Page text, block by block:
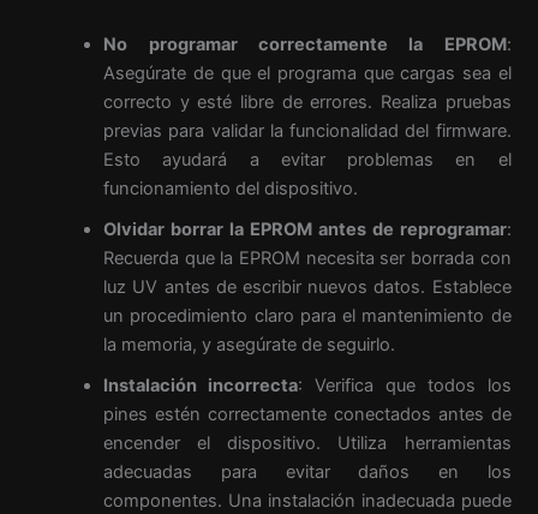
No programar correctamente la EPROM:
Asegúrate de que el programa que cargas sea el
correcto y esté libre de errores. Realiza pruebas
previas para validar la funcionalidad del firmware.
Esto ayudará a evitar problemas en el
funcionamiento del dispositivo.
Olvidar borrar la EPROM antes de reprogramar:
Recuerda que la EPROM necesita ser borrada con
luz UV antes de escribir nuevos datos. Establece
un procedimiento claro para el mantenimiento de
la memoria, y asegúrate de seguirlo.
Instalación incorrecta: Verifica que todos los
pines estén correctamente conectados antes de
encender el dispositivo. Utiliza herramientas
adecuadas para evitar daños en los
componentes. Una instalación inadecuada puede